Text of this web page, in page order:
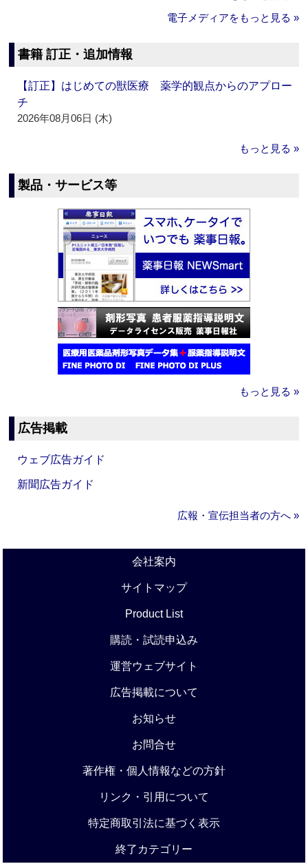
電子メディアをもっと見る »
書籍 訂正・追加情報
【訂正】はじめての獣医療 薬学的観点からのアプロー
チ
2026年08月06日 (木)
もっと見る »
製品・サービス等
もっと見る »
広告掲載
ウェブ広告ガイド
新聞広告ガイド
広報・宣伝担当者の方へ »
会社案内
サイトマップ
Product List
購読・試読申込み
運営ウェブサイト
広告掲載について
お知らせ
お問合せ
著作権・個人情報などの方針
リンク・引用について
特定商取引法に基づく表示
終了カテゴリー